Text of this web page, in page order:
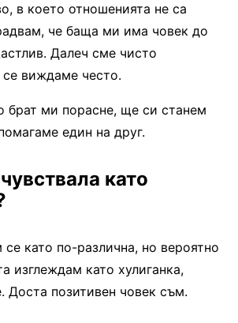
в което отношенията не са
че баща ми има човек до
Далеч сме чисто
се виждаме често.
брат ми порасне, ще си станем
един на друг.
като
като по-различна, но вероятно
изглеждам като хулиганка,
Доста позитивен човек съм.